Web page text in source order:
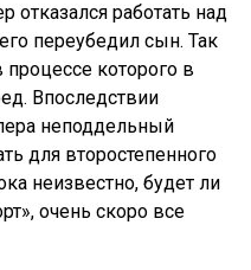
отказался работать над
переубедил сын. Так
которого в
Впоследствии
неподдельный
для второстепенного
неизвестно, будет ли
очень скоро все